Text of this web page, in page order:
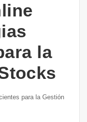
la
para la Gestión